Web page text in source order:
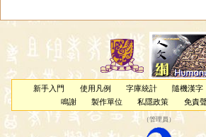
新手入門 使用凡例 字庫統計 隨機漢字
鳴謝
製作單位 私隱政策 免責
（管理員 ）